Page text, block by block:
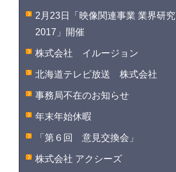
2月23日「映像関連事業 業界研
2017」開催
株式会社 イルージョン
北海道テレビ放送 株式会社
事務局不在のお知らせ
年末年始休暇
「第６回 意見交換会」
株式会社 アクシーズ